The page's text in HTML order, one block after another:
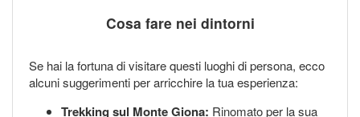
Cosa fare nei dintorni
Se hai la fortuna di visitare questi luoghi di persona, ecco
alcuni suggerimenti per arricchire la tua esperienza:
Trekking sul Monte Giona: Rinomato per la sua